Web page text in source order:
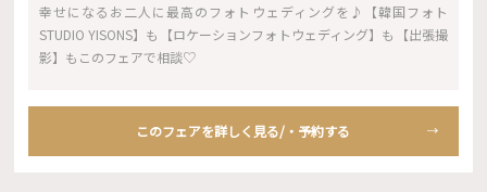
幸せになるお二人に最高のフォトウェディングを♪【韓国フォト
STUDIO YISONS】も【ロケーションフォトウェディング】も【出張撮
影】もこのフェアで相談♡
このフェアを詳しく見る/・予約する